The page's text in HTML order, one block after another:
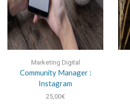
Marketing Digital
Community Manager :
Instagram
25,00€